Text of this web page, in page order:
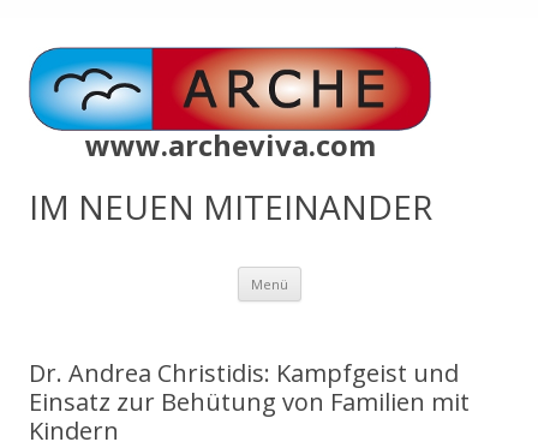
www.archeviva.com
IM NEUEN MITEINANDER
Menü Zum
springen
Dr. Andrea Christidis: Kampfgeist und
Einsatz zur Behütung von Familien mit
Kindern